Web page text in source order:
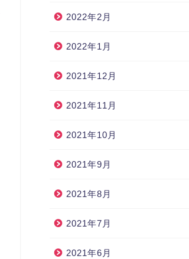
2022年2月
2022年1月
2021年12月
2021年11月
2021年10月
2021年9月
2021年8月
2021年7月
2021年6月